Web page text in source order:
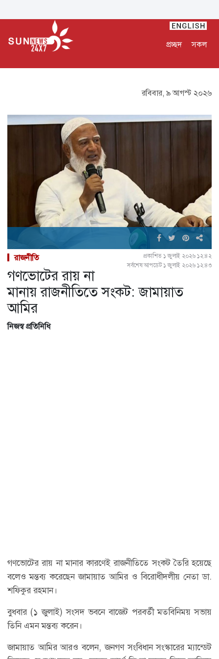
প্রচ্ছদ সকল
রবিবার, ৯ আগস্ট ২০২৬
রাজনীতি
প্রকাশিত ১ জুলাই ২০২৬ ১২:৪২
সর্বশেষ আপডেট ১ জুলাই ২০২৬ ১২:৪৩
গণভোটের রায় না
মানায় রাজনীতিতে সংকট: জামায়াত
আমির
নিজস্ব প্রতিনিধি
গণভোটের রায় না মানার কারণেই রাজনীতিতে সংকট তৈরি হয়েছে
বলেও মন্তব্য করেছেন জামায়াত আমির ও বিরোধীদলীয় নেতা ডা.
শফিকুর রহমান।
বুধবার (১ জুলাই) সংসদ ভবনে বাজেট পরবর্তী মতবিনিময় সভায়
তিনি এমন মন্তব্য করেন।
জামায়াত আমির আরও বলেন, জনগণ সংবিধান সংস্কারের ম্যান্ডেট